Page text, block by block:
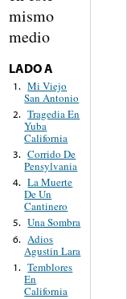
mismo
medio
LADO A
1. Mi Viejo
San Antonio
2. Tragedia En
Yuba
California
3. Corrido De
Pensylvania
4. La Muerte
De Un
Cantinero
5. Una Sombra
6. Adios
Agustin Lara
1. Temblores
En
California